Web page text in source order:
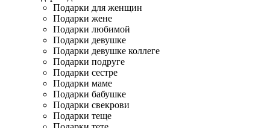
Подарки для женщин
Подарки жене
Подарки любимой
Подарки девушке
Подарки девушке коллеге
Подарки подруге
Подарки сестре
Подарки маме
Подарки бабушке
Подарки свекрови
Подарки теще